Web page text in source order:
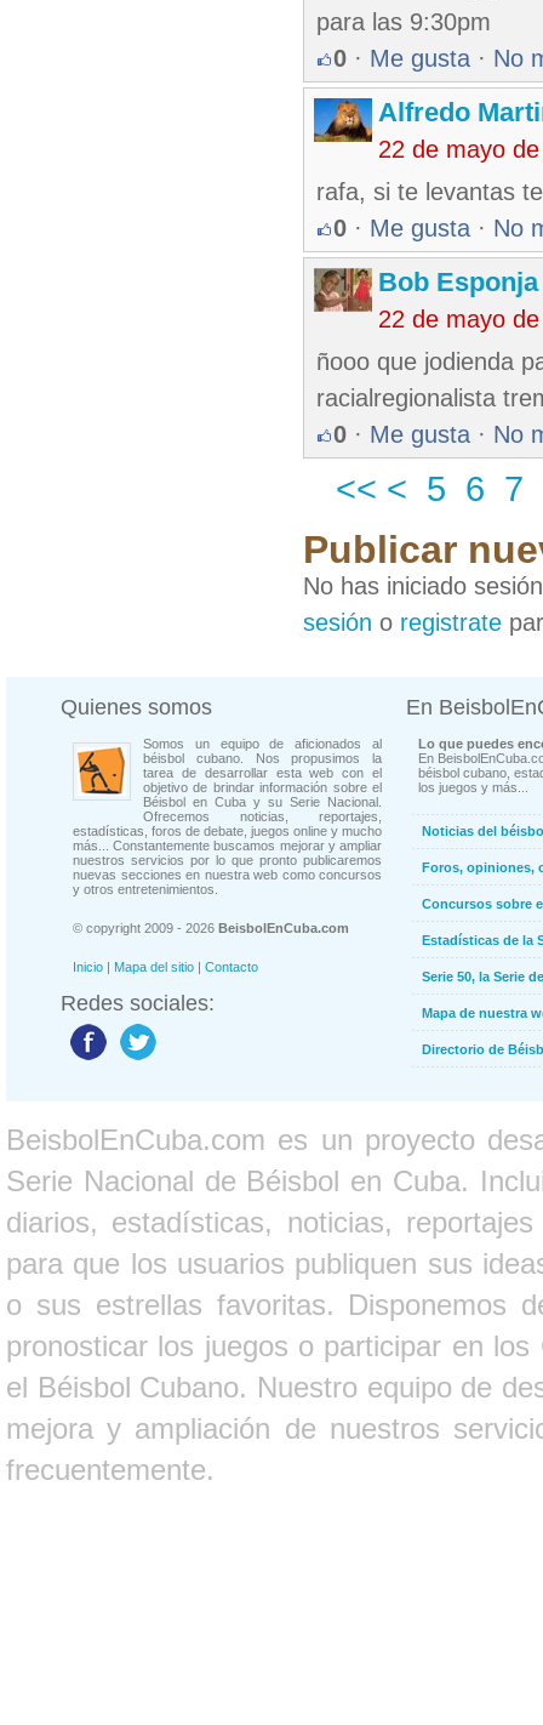
para las 9:30pm
0 · Me gusta · No
Alfredo
22 de mayo
rafa, si te levantas
0 · Me gusta · No
Bob
22 de mayo
ñooo que jodienda
racialregionalista
0 · Me gusta · No
<< < 5 6 7
Publicar
No has iniciado
sesión o registrate
Quienes somos
Somos un equipo de aficionados al
béisbol cubano. Nos propusimos la
tarea de desarrollar esta web con el
objetivo de brindar información sobre el
Béisbol en Cuba y su Serie Nacional.
Ofrecemos noticias, reportajes,
estadísticas, foros de debate, juegos online y mucho
más... Constantemente buscamos mejorar y ampliar
nuestros servicios por lo que pronto publicaremos
nuevas secciones en nuestra web como concursos
y otros entretenimientos.
© copyright 2009 - 2026 BeisbolEnCuba.com
Inicio | Mapa del sitio | Contacto
Redes sociales:
En
Lo que puedes
En
béisbol cubano,
los juegos y más...
Noticias del
Foros, opiniones,
Concursos sobre
Estadísticas de la
Serie 50, la Serie
Mapa de nuestra
Directorio de
BeisbolEnCuba.com es un proyecto
Serie Nacional de Béisbol en Cuba.
diarios, estadísticas, noticias,
para que los usuarios publiquen sus
o sus estrellas favoritas. Disponemos
pronosticar los juegos o participar en
el Béisbol Cubano. Nuestro equipo de
mejora y ampliación de nuestros
frecuentemente.